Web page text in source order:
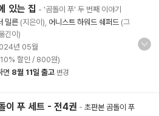
있는 집 - '곰돌이 푸' 두 번째 이야기
밀른 (지은이), 어니스트 하워드 쉐퍼드 (그
긴이)
년 05월
할인 / 800원)
면 8월 11일 출고 변경
이 푸 세트 - 전4권 - 초판본 곰돌이 푸